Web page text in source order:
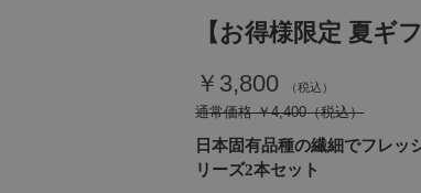
日本固有品種の繊細でフレッ
リーズ2本セット
【お得様限定 夏ギ
￥3,800
通常価格￥4,400